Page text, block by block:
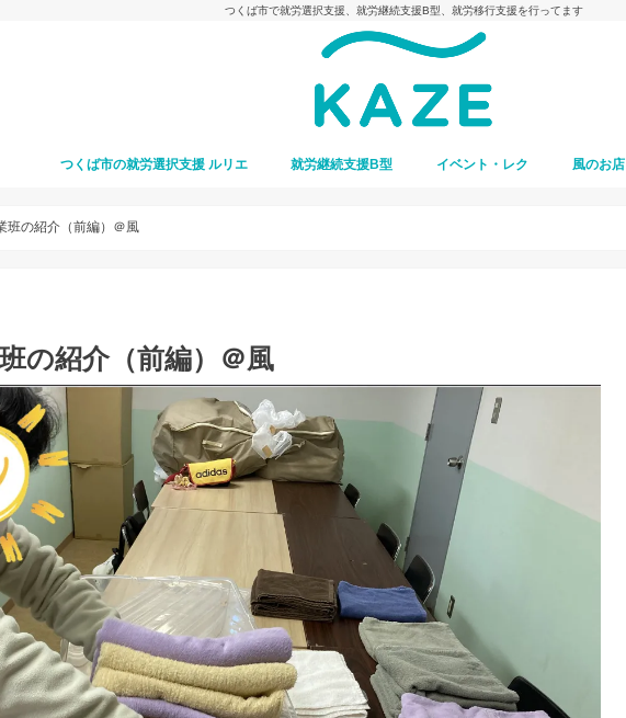
つくば市で就労選択支援、就労継続支援B型、就労移行支援を行ってます
つくば市の就労選択支援 ルリエ 就労継続支援B型 イベント・レク 風のお店
班の紹介（前編）＠風
の紹介（前編）＠風